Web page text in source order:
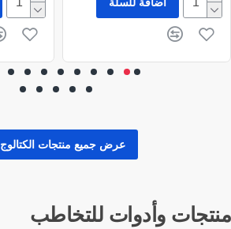
عرض جميع منتجات الكتالوج
منتجات وأدوات للتخاطب